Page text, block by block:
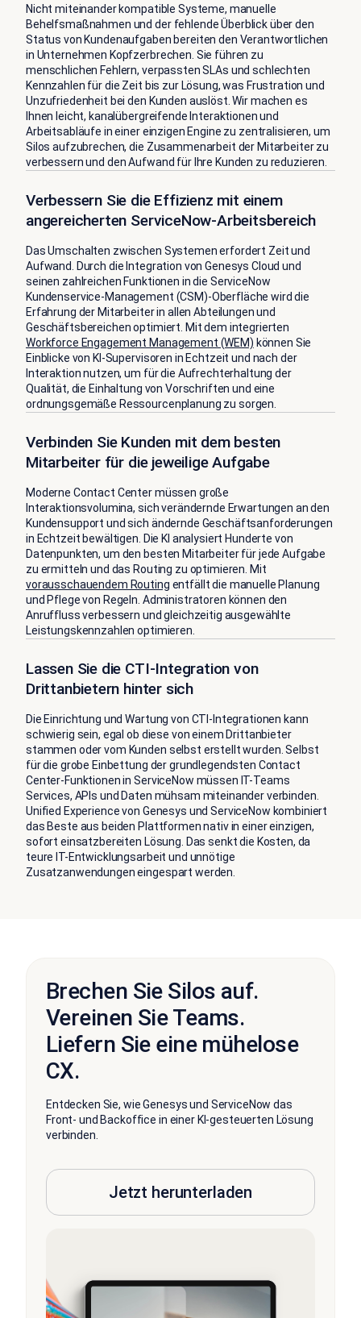
Nicht miteinander kompatible Systeme, manuelle
Behelfsmaßnahmen und der fehlende Überblick über den
Status von Kundenaufgaben bereiten den Verantwortlichen
in Unternehmen Kopfzerbrechen. Sie führen zu
menschlichen Fehlern, verpassten SLAs und schlechten
Kennzahlen für die Zeit bis zur Lösung, was Frustration und
Unzufriedenheit bei den Kunden auslöst. Wir machen es
Ihnen leicht, kanalübergreifende Interaktionen und
Arbeitsabläufe in einer einzigen Engine zu zentralisieren, um
Silos aufzubrechen, die Zusammenarbeit der Mitarbeiter zu
verbessern und den Aufwand für Ihre Kunden zu reduzieren.
Verbessern Sie die Effizienz mit einem
angereicherten ServiceNow-Arbeitsbereich
Das Umschalten zwischen Systemen erfordert Zeit und
Aufwand. Durch die Integration von Genesys Cloud und
seinen zahlreichen Funktionen in die ServiceNow
Kundenservice-Management (CSM)-Oberfläche wird die
Erfahrung der Mitarbeiter in allen Abteilungen und
Geschäftsbereichen optimiert. Mit dem integrierten
Workforce Engagement Management (WEM) können Sie
Einblicke von KI-Supervisoren in Echtzeit und nach der
Interaktion nutzen, um für die Aufrechterhaltung der
Qualität, die Einhaltung von Vorschriften und eine
ordnungsgemäße Ressourcenplanung zu sorgen.
Verbinden Sie Kunden mit dem besten
Mitarbeiter für die jeweilige Aufgabe
Moderne Contact Center müssen große
Interaktionsvolumina, sich verändernde Erwartungen an den
Kundensupport und sich ändernde Geschäftsanforderungen
in Echtzeit bewältigen. Die KI analysiert Hunderte von
Datenpunkten, um den besten Mitarbeiter für jede Aufgabe
zu ermitteln und das Routing zu optimieren. Mit
vorausschauendem Routing entfällt die manuelle Planung
und Pflege von Regeln. Administratoren können den
Anruffluss verbessern und gleichzeitig ausgewählte
Leistungskennzahlen optimieren.
Lassen Sie die CTI-Integration von
Drittanbietern hinter sich
Die Einrichtung und Wartung von CTI-Integrationen kann
schwierig sein, egal ob diese von einem Drittanbieter
stammen oder vom Kunden selbst erstellt wurden. Selbst
für die grobe Einbettung der grundlegendsten Contact
Center-Funktionen in ServiceNow müssen IT-Teams
Services, APIs und Daten mühsam miteinander verbinden.
Unified Experience von Genesys und ServiceNow kombiniert
das Beste aus beiden Plattformen nativ in einer einzigen,
sofort einsatzbereiten Lösung. Das senkt die Kosten, da
teure IT-Entwicklungsarbeit und unnötige
Zusatzanwendungen eingespart werden.
Brechen Sie Silos auf.
Vereinen Sie Teams.
Liefern Sie eine mühelose
CX.
Entdecken Sie, wie Genesys und ServiceNow das
Front- und Backoffice in einer KI-gesteuerten Lösung
verbinden.
Jetzt herunterladen